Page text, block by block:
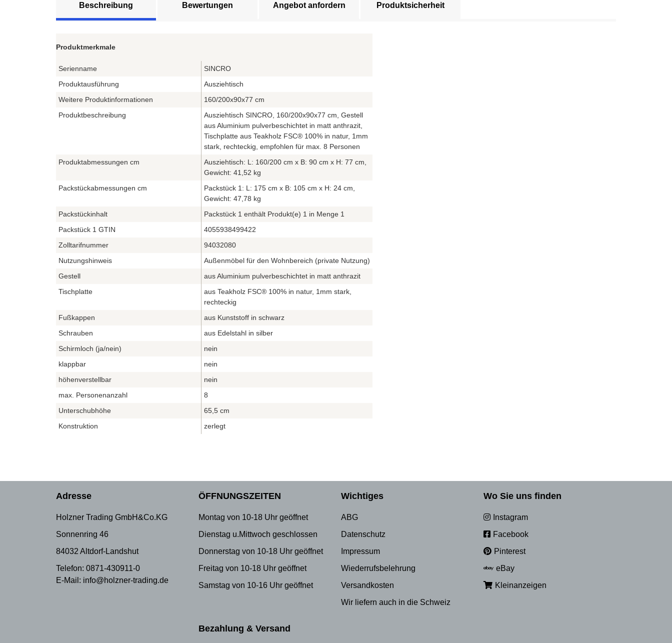
Beschreibung Bewertungen Angebot anfordern Produktsicherheit
Produktmerkmale
Serienname
SINCRO
Produktausführung
Ausziehtisch
Weitere Produktinformationen
160/200x90x77 cm
Produktbeschreibung
Ausziehtisch SINCRO, 160/200x90x77 cm, Gestell
aus Aluminium pulverbeschichtet in matt anthrazit,
Tischplatte aus Teakholz FSC® 100% in natur, 1mm
stark, rechteckig, empfohlen für max. 8 Personen
Produktabmessungen cm
Ausziehtisch: L: 160/200 cm x B: 90 cm x H: 77 cm,
Gewicht: 41,52 kg
Packstückabmessungen cm
Packstück 1: L: 175 cm x B: 105 cm x H: 24 cm,
Gewicht: 47,78 kg
Packstückinhalt
Packstück 1 enthält Produkt(e) 1 in Menge 1
Packstück 1 GTIN
4055938499422
Zolltarifnummer
94032080
Nutzungshinweis
Außenmöbel für den Wohnbereich (private Nutzung)
Gestell
aus Aluminium pulverbeschichtet in matt anthrazit
Tischplatte
aus Teakholz FSC® 100% in natur, 1mm stark,
rechteckig
Fußkappen
aus Kunststoff in schwarz
Schrauben
aus Edelstahl in silber
Schirmloch (ja/nein)
nein
klappbar
nein
höhenverstellbar
nein
max. Personenanzahl
8
Unterschubhöhe
65,5 cm
Konstruktion
zerlegt
Adresse
Holzner Trading GmbH&Co.KG
Sonnenring 46
84032 Altdorf-Landshut
Telefon: 0871-430911-0
E-Mail: info@holzner-trading.de
ÖFFNUNGSZEITEN
Montag von 10-18 Uhr geöffnet
Dienstag u.Mittwoch geschlossen
Donnerstag von 10-18 Uhr geöffnet
Freitag von 10-18 Uhr geöffnet
Samstag von 10-16 Uhr geöffnet
Wichtiges
ABG
Datenschutz
Impressum
Wiederrufsbelehrung
Versandkosten
Wir liefern auch in die Schweiz
Wo Sie uns finden
Instagram
Facebook
Pinterest
eBay
Kleinanzeigen
Bezahlung & Versand